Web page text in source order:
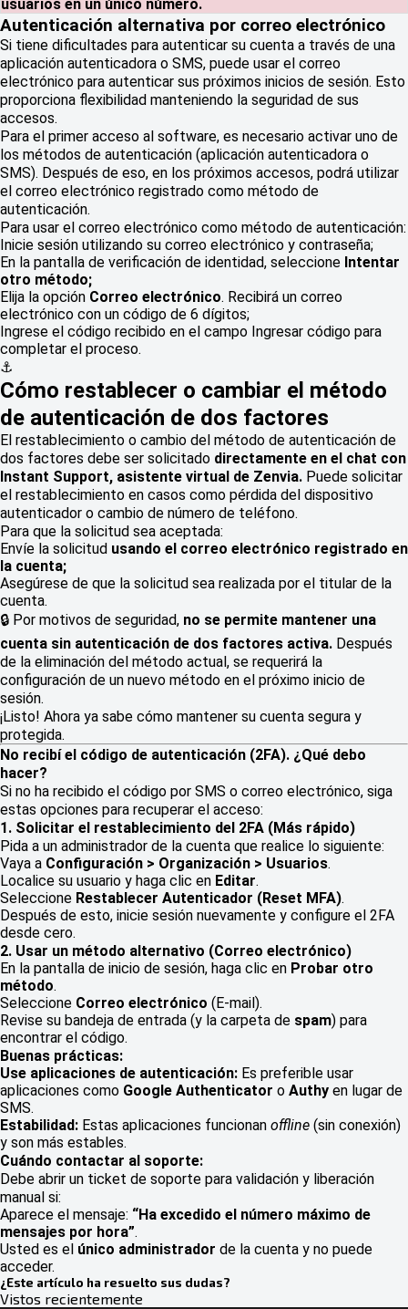
usuarios en un único número.
Autenticación alternativa por correo electrónico
Si tiene dificultades para autenticar su cuenta a través de una
aplicación autenticadora o SMS, puede usar el correo
electrónico para autenticar sus próximos inicios de sesión. Esto
proporciona flexibilidad manteniendo la seguridad de sus
accesos.
Para el primer acceso al software, es necesario activar uno de
los métodos de autenticación (aplicación autenticadora o
SMS). Después de eso, en los próximos accesos, podrá utilizar
el correo electrónico registrado como método de
autenticación.
Para usar el correo electrónico como método de autenticación:
Inicie sesión utilizando su correo electrónico y contraseña;
En la pantalla de verificación de identidad, seleccione Intentar
otro método;
Elija la opción Correo electrónico. Recibirá un correo
electrónico con un código de 6 dígitos;
Ingrese el código recibido en el campo Ingresar código para
completar el proceso.
⚓
Cómo restablecer o cambiar el método
de autenticación de dos factores
El restablecimiento o cambio del método de autenticación de
dos factores debe ser solicitado directamente en el chat con
Instant Support, asistente virtual de Zenvia. Puede solicitar
el restablecimiento en casos como pérdida del dispositivo
autenticador o cambio de número de teléfono.
Para que la solicitud sea aceptada:
Envíe la solicitud usando el correo electrónico registrado en
la cuenta;
Asegúrese de que la solicitud sea realizada por el titular de la
cuenta.
🔒 Por motivos de seguridad, no se permite mantener una
cuenta sin autenticación de dos factores activa. Después
de la eliminación del método actual, se requerirá la
configuración de un nuevo método en el próximo inicio de
sesión.
¡Listo! Ahora ya sabe cómo mantener su cuenta segura y
protegida.
No recibí el código de autenticación (2FA). ¿Qué debo
hacer?
Si no ha recibido el código por SMS o correo electrónico, siga
estas opciones para recuperar el acceso:
1. Solicitar el restablecimiento del 2FA (Más rápido)
Pida a un administrador de la cuenta que realice lo siguiente:
Vaya a Configuración > Organización > Usuarios.
Localice su usuario y haga clic en Editar.
Seleccione Restablecer Autenticador (Reset MFA).
Después de esto, inicie sesión nuevamente y configure el 2FA
desde cero.
2. Usar un método alternativo (Correo electrónico)
En la pantalla de inicio de sesión, haga clic en Probar otro
método.
Seleccione Correo electrónico (E-mail).
Revise su bandeja de entrada (y la carpeta de spam) para
encontrar el código.
Buenas prácticas:
Use aplicaciones de autenticación: Es preferible usar
aplicaciones como Google Authenticator o Authy en lugar de
SMS.
Estabilidad: Estas aplicaciones funcionan offline (sin conexión)
y son más estables.
Cuándo contactar al soporte:
Debe abrir un ticket de soporte para validación y liberación
manual si:
Aparece el mensaje: “Ha excedido el número máximo de
mensajes por hora”.
Usted es el único administrador de la cuenta y no puede
acceder.
¿Este artículo ha resuelto sus dudas?
Vistos recientemente